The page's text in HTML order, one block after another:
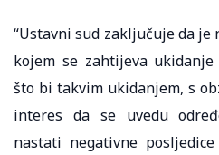
“Ustavni sud zaključuje da je
kojem se zahtijeva
što bi takvim ukidanjem, s
interes da se uvedu
nastati negativne